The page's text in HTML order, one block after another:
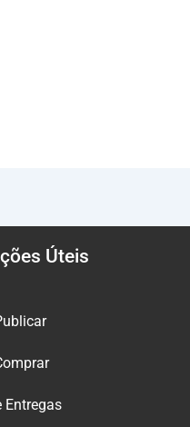
Úteis
Entregas